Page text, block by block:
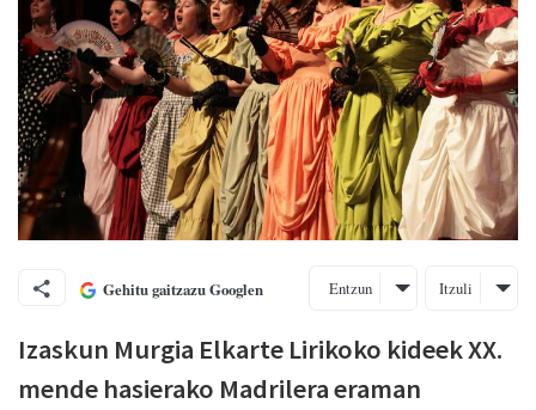
Gehitu gaitzazu Googlen Entzun Itzuli
Izaskun Murgia Elkarte Lirikoko kideek XX.
mende hasierako Madrilera eraman